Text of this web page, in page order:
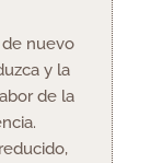
nuevo
y la
de la